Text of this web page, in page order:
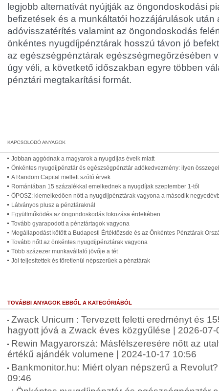
legjobb alternatívát nyújtják az öngondoskodási
befizetések és a munkáltatói hozzájárulások után
adóvisszatérítés valamint az öngondoskodás
önkéntes nyugdíjpénztárak hosszú távon jó
az egészségpénztárak egészségmegőrzésében
úgy véli, a követkető időszakban egyre többen
pénztári megtakarítási formát.
Jobban aggódnak a magyarok a nyugdíjas éveik miatt
Önkéntes nyugdíjpénztár és egészségpénztár adókedvezmény: ilyen
A Random Capital mellett szóló érvek
Romániában 15 százalékkal emelkednek a nyugdíjak szeptember 1-től
ÖPOSZ: kiemelkedően nőtt a nyugdíjpénztárak vagyona a második
Látványos plusz a pénztáraknál
Együttműködés az öngondoskodás fokozása érdekében
Tovább gyarapodott a pénztártagok vagyona
Megállapodást kötött a Budapesti Értéktőzsde és az Önkéntes Pénztárak
Tovább nőtt az önkéntes nyugdíjpénztárak vagyona
Több százezer munkavállaló jövője a tét
Jól teljesítettek és töretlenül népszerűek a pénztárak
TOVÁBBI ANYAGOK EBBŐL A KATEGÓRIÁBÓL
Zwack Unicum : Tervezett feletti eredményt és
hagyott jóvá a Zwack éves közgyűlése | 2026-07-
Rewin Magyarorszá: Másfélszeresére nőtt az
értékű ajándék volumene | 2024-10-17 10:56
Bankmonitor.hu: Miért olyan népszerű a
09:46